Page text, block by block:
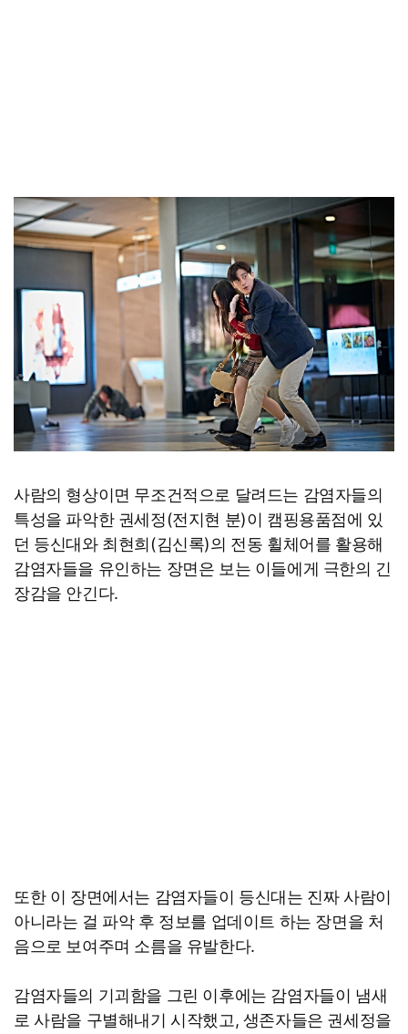
사람의 형상이면 무조건적으로 달려드는 감염자들의
특성을 파악한 권세정(전지현 분)이 캠핑용품점에 있
던 등신대와 최현희(김신록)의 전동 휠체어를 활용해
감염자들을 유인하는 장면은 보는 이들에게 극한의 긴
장감을 안긴다.
또한 이 장면에서는 감염자들이 등신대는 진짜 사람이
아니라는 걸 파악 후 정보를 업데이트 하는 장면을 처
음으로 보여주며 소름을 유발한다.
감염자들의 기괴함을 그린 이후에는 감염자들이 냄새
로 사람을 구별해내기 시작했고, 생존자들은 권세정을